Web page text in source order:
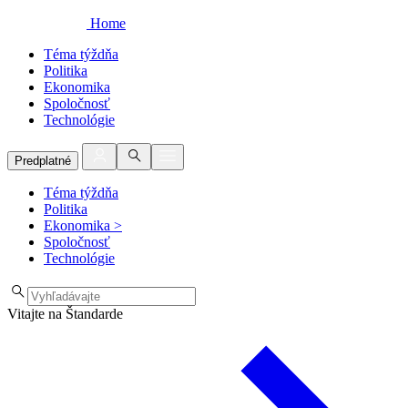
Home
Téma týždňa
Politika
Ekonomika
Spoločnosť
Technológie
Predplatné
Téma týždňa
Politika
Ekonomika >
Spoločnosť
Technológie
Vitajte na Štandarde